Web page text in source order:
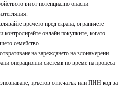
ви от потенциално опасни
времето пред екрана, ограничете
контролирайте онлайн покупките, когато
семейство.
на зареждането на злонамерени
операционни системи по време на процеса
пръстов отпечатък или ПИН код за